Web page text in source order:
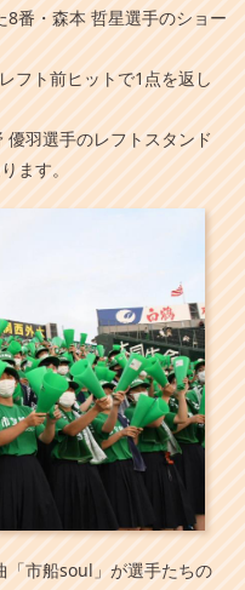
番・森本 哲星選手のショー
フト前ヒットで1点を返し
羽選手のレフトスタンド
ます。
「市船soul」が選手たちの